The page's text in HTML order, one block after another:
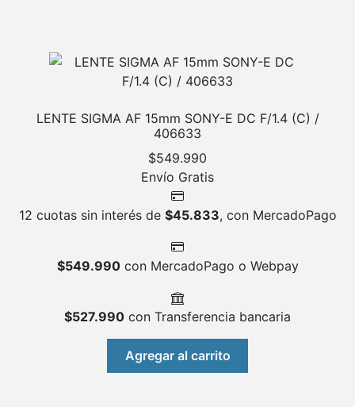
LENTE SIGMA AF 15mm SONY-E DC F/1.4 (C) /
406633
$549.990
Envío Gratis
12 cuotas sin interés de $45.833, con MercadoPago
$549.990con MercadoPago o Webpay
$527.990 con Transferencia bancaria
Agregar al carrito